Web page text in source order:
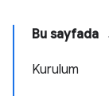
Bu sayfada
Kurulum